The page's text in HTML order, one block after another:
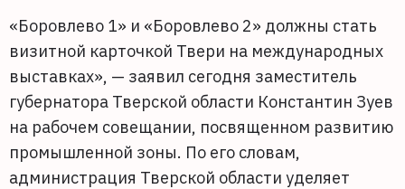
«Боровлево 1» и «Боровлево 2» должны стать
визитной карточкой Твери на международных
выставках», — заявил сегодня заместитель
губернатора Тверской области Константин Зуев
на рабочем совещании, посвященном развитию
промышленной зоны. По его словам,
администрация Тверской области уделяет